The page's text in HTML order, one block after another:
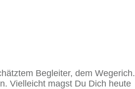
Begleiter, dem Wegerich.
Vielleicht magst Du Dich heute